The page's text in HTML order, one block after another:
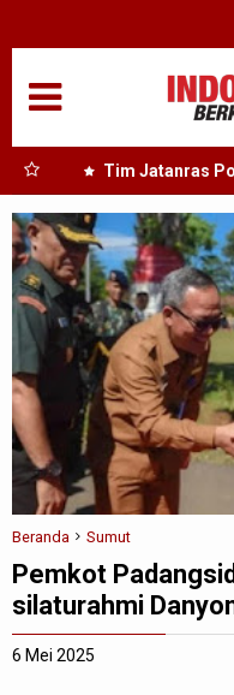
Tim Jatanras
Gunung Malela
Beranda Sumut
Pemkot
silaturahmi
6 Mei 2025
NASIONAL
SUMUT
MEDAN
TANJUNGBALAI
ACEH
EDUKASI
ADVETORIAL
REDAKSI